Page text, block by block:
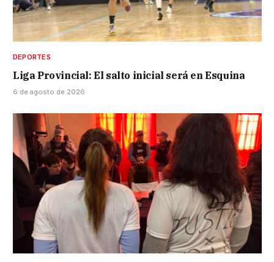
DEPORTES
Liga Provincial: El salto inicial será en Esquina
6 de agosto de 2026